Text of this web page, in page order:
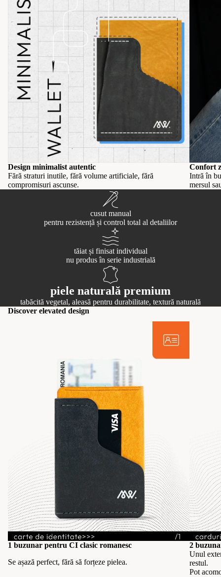
Design minimalist autentic
Fără straturi inutile, fără volume artificiale, fără
compromisuri ascunse.
Confort
Intră în
mersul
cusut manual
pentru rezistență și control total al detaliilor
tăiat și finisat individual
nu produs în serie industrială
piele naturală premium
tabăcită vegetal, aleasă pentru durabilitate, textură naturală
Discover elevated design
1 buzunar pentru CI clasic romanesc
Se așază perfect, fără să forțeze pielea.
2
Unul
restul.
Pot